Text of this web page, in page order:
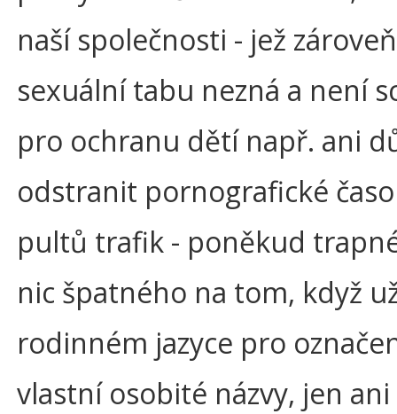
naší společnosti - jež
sexuální tabu nezná a není
pro ochranu dětí např. ani
odstranit pornografické
pultů trafik - poněkud
nic špatného na tom, když
rodinném jazyce pro
vlastní osobité názvy, jen